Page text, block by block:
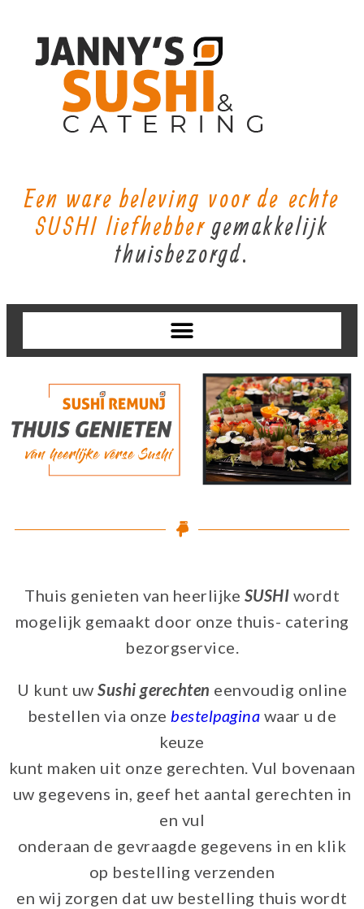
Een ware beleving voor de echte
SUSHI liefhebbergemakkelijk
thuisbezorgd.
Thuis genieten van heerlijke SUSHI wordt
mogelijk gemaakt door onze thuis- catering
bezorgservice.
U kunt uw Sushi gerechten eenvoudig online
bestellen via onze bestelpagina waar u de
keuze
kunt maken uit onze gerechten. Vul bovenaan
uw gegevens in, geef het aantal gerechten in
en vul
onderaan de gevraagde gegevens in en klik
op bestelling verzenden
en wij zorgen dat uw bestelling thuis wordt